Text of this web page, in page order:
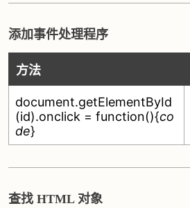
添加事件处理程序
方法
document.getElementById
(id).onclick = function(){co
de}
查找 HTML 对象